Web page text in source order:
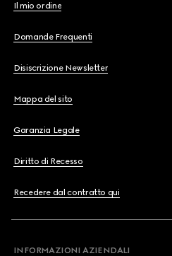
Il mio ordine
Domande Frequenti
Disiscrizione Newsletter
Mappa del sito
Garanzia Legale
Diritto di Recesso
Recedere dal contratto qui
INFORMAZIONI AZIENDALI